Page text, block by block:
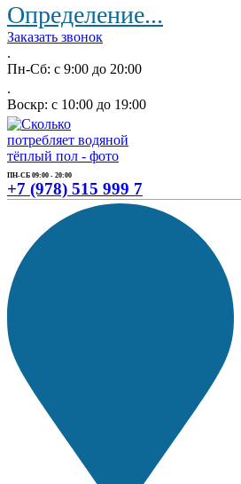
Определение...
Заказать звонок
.
Пн-Сб: с 9:00 до 20:00
.
Воскр: с 10:00 до 19:00
ПН-СБ 09:00 - 20:00
+7 (978) 515 999 7